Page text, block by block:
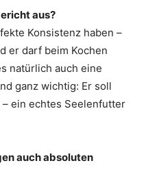
aus?
Konsistenz haben –
er darf beim Kochen
natürlich auch eine
ganz wichtig: Er soll
ein echtes Seelenfutter
auch absoluten